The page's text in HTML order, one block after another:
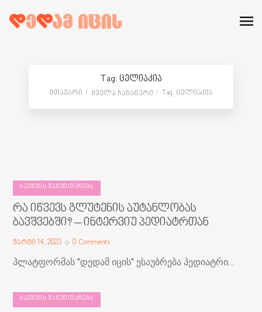
Tag: ცელიაკია
Მთავარი Ყველა Ჩანაწერი Tag: Ცელიაკია
ᲑᲐᲕᲨᲕᲘᲡ ᲒᲐᲜᲕᲘᲗᲐᲠᲔᲑᲐ
რა იწვევს გლუტენის აუტანლობას
ბავშვებში? – ინტერვიუ პედიატრთან
მარტი 14, 2023 0 Comments
პლატფორმას "დედამ იცის" ესაუბრება პედიატრი…
ᲑᲐᲕᲨᲕᲘᲡ ᲒᲐᲜᲕᲘᲗᲐᲠᲔᲑᲐ